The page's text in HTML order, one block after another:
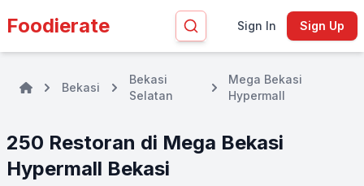
Foodierate Sign In Sign Up
Bekasi
Bekasi
Selatan
Mega Bekasi
Hypermall
250 Restoran di Mega Bekasi
Hypermall Bekasi